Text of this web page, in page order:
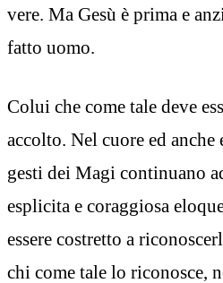
vere. Ma Gesù è prima e
fatto uomo.
Colui che come tale deve
accolto. Nel cuore ed anche
gesti dei Magi continuano
esplicita e coraggiosa
essere costretto a
chi come tale lo riconosce,